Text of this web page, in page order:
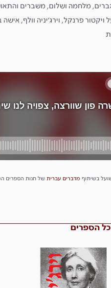
מלחמה ושלום, משברים
ויקטור פרנקל, וירג׳יניה וולף,
בשיתוף מדברים עברית של חנות הספרים
הספרים​